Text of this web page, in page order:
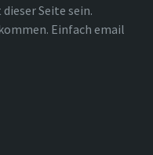
Seite sein.
Einfach email